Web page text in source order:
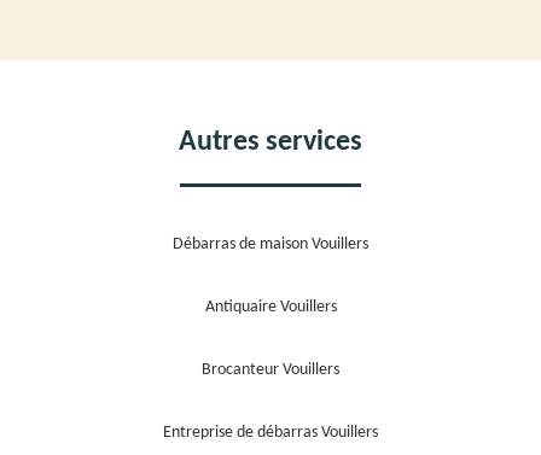
Autres services
Débarras de maison Vouillers
Antiquaire Vouillers
Brocanteur Vouillers
Entreprise de débarras Vouillers